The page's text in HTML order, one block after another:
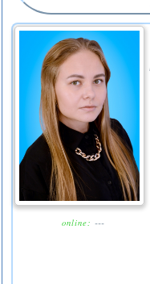
online: ---